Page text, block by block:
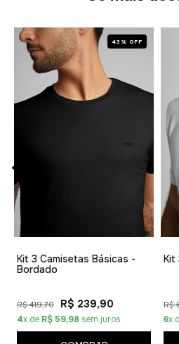
43% OFF
Kit 3 Camisetas Básicas -
Bordado
R$ 419,70 R$ 239,90
4x de R$ 59,98 sem juros
R$
6x